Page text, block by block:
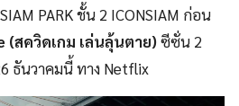
PARK ชั้น 2 ICONSIAM ก่อน
(สควิดเกม เล่นลุ้นตาย)ซีซั่น 2
ธันวาคมนี้ ทาง Netflix